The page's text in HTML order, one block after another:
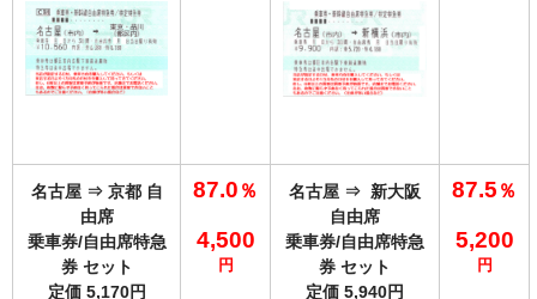
名古屋 ⇒ 京都 自
由席
乗車券/自由席特急
券 セット
定価 5,170円
87.0 ％
4,500
円
名古屋 ⇒ 新大阪
自由席
乗車券/自由席特急
券 セット
定価 5,940円
87.5 ％
5,200
円